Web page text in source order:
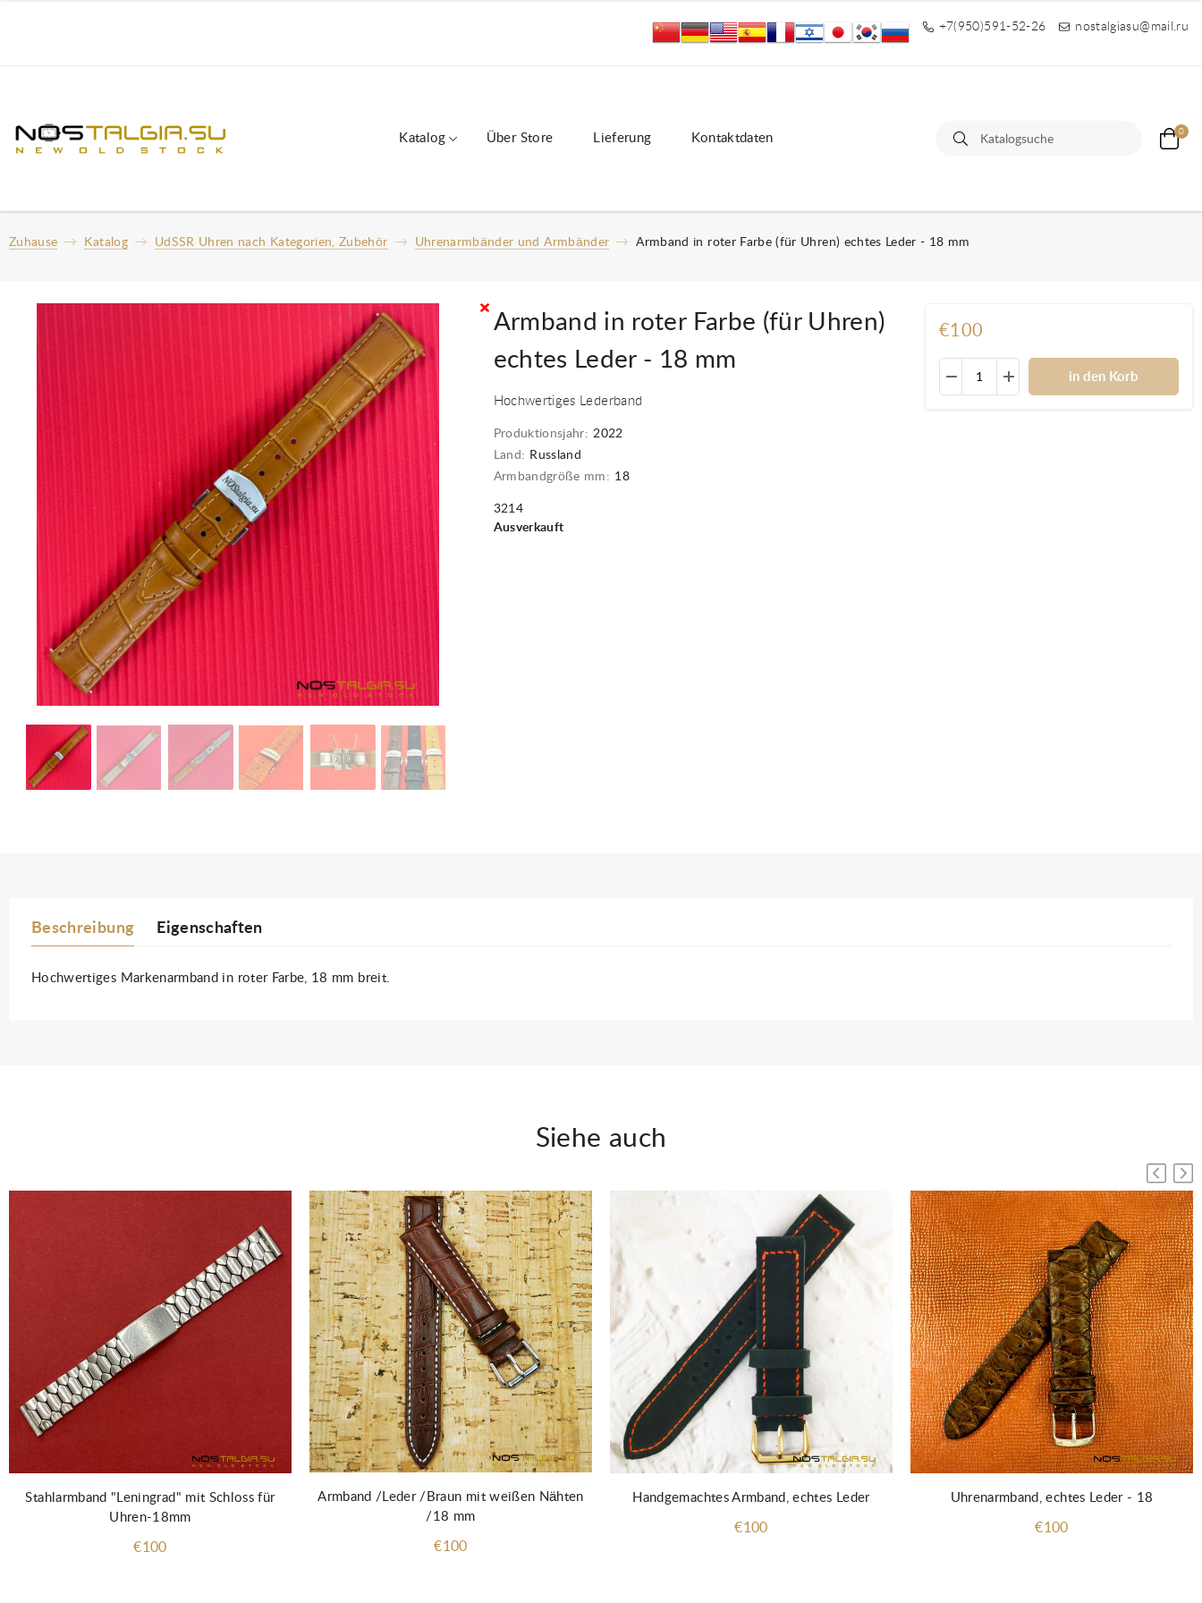
+7(950)591-52-26 nostalgiasu@mail.ru
Katalog Über Store Lieferung Kontaktdaten 0
Zuhause Katalog UdSSR Uhren nach Kategorien, Zubehör Uhrenarmbänder und Armbänder Armband in roter Farbe (für Uhren) echtes Leder - 18 mm
Armband in roter Farbe (für Uhren)
echtes Leder - 18 mm
Hochwertiges Lederband
Produktionsjahr: 2022
Land: Russland
Armbandgröße mm: 18
3214
Ausverkauft
€100
in den Korb
Beschreibung Eigenschaften
Hochwertiges Markenarmband in roter Farbe, 18 mm breit.
Siehe auch
Stahlarmband "Leningrad" mit Schloss für
Uhren-18mm
€100
Armband /Leder /Braun mit weißen Nähten
/18 mm
€100
Handgemachtes Armband, echtes Leder
€100
Uhrenarmband, echtes Leder - 18
€100